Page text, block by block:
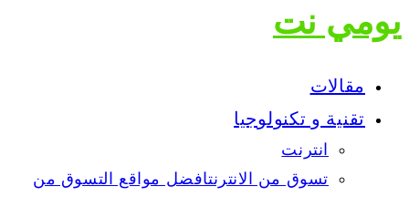
يومي نت
مقالات
تقنية و تكنولوجيا
انترنت
تسوق من الانترنتافضل مواقع التسوق من